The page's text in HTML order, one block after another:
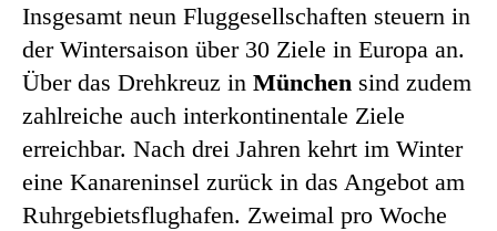
Insgesamt neun Fluggesellschaften steuern in
der Wintersaison über 30 Ziele in Europa an.
Über das Drehkreuz in München sind zudem
zahlreiche auch interkontinentale Ziele
erreichbar. Nach drei Jahren kehrt im Winter
eine Kanareninsel zurück in das Angebot am
Ruhrgebietsflughafen. Zweimal pro Woche